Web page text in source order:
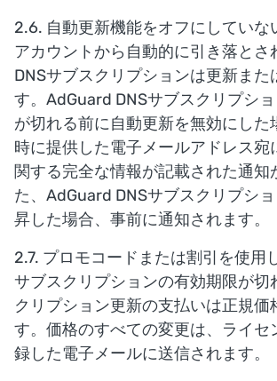
2.6. 自動更新機能をオフにしていな
アカウントから自動的に引き落とさ
DNSサブスクリプションは更新また
す。AdGuard DNSサブスクリプシ
が切れる前に自動更新を無効にした
時に提供した電子メールアドレス宛
関する完全な情報が記載された通知
た、AdGuard DNSサブスクリプシ
昇した場合、事前に通知されます。
2.7. プロモコードまたは割引を使用
サブスクリプションの有効期限が切
クリプション更新の支払いは正規価
す。価格のすべての変更は、ライセ
録した電子メールに送信されます。